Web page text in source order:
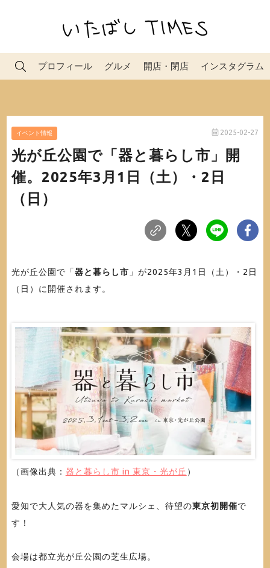
プロフィール グルメ 開店・閉店 インスタグラム
イベント情報 2025-02-27
光が丘公園で「器と暮らし市」開
催。2025年3月1日（土）・2日
（日）
光が丘公園で「器と暮らし市 」が2025年3月1日（土）・2日
（日）に開催されます。
（画像出典： 器と暮らし市 in 東京・光が丘 ）
愛知で大人気の器を集めたマルシェ、待望の東京初開催で
す！
会場は都立光が丘公園の芝生広場。